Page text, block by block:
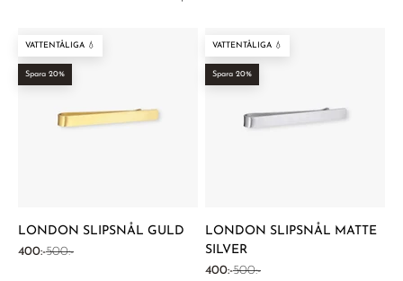
VATTENTÅLIGA 💧
Spara 20%
LONDON SLIPSNÅL GULD
REA-pris
400:-Pris
500:-
VATTENTÅLIGA 💧
Spara 20%
LONDON SLIPSNÅL MATTE
SILVER
REA-pris
400:-Pris
500:-